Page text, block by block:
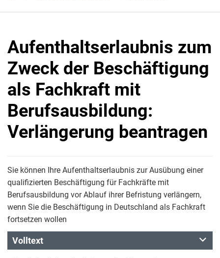
Aufenthaltserlaubnis zum
Zweck der Beschäftigung
als Fachkraft mit
Berufsausbildung:
Verlängerung beantragen
Sie können Ihre Aufenthaltserlaubnis zur Ausübung einer
qualifizierten Beschäftigung für Fachkräfte mit
Berufsausbildung vor Ablauf ihrer Befristung verlängern,
wenn Sie die Beschäftigung in Deutschland als Fachkraft
fortsetzen wollen
Volltext